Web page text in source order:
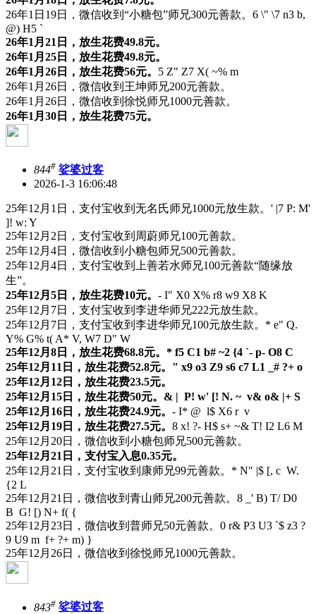
26年1日19日，微信收到“小糖包”师兄300元善款。 6 \" \7 n3 b,
@) H5 `
26年1月21日，放生花费49.8元。
26年1月25日，放生花费49.8元。
26年1月26日，放生花费56元。 5 Z" Z7 X( ~% m
26年1月26日，微信收到王坤师兄200元善款。
26年1月26日，微信收到徐悦师兄1000元善款。
26年1月30日，放生花费75元。
844# 娑婆过客
2026-1-3 16:06:48
25年12月1日，支付宝收到无名氏师兄1000元放生款。 ' |7 P: M'
]! w: Y
25年12月2日，支付宝收到周蔚师兄100元善款。
25年12月4日，微信收到小糖包师兄500元善款。
25年12月4日，支付宝收到上善若水师兄100元善款“随缘放
生”。
25年12月5日，放生花费10元。 - I" X0 X% r8 w9 X8 K
25年12月7日，支付宝收到李进华师兄222元放生款。
25年12月7日，支付宝收到李进华师兄100元放生款。 * e" Q.
Y% G% t( A* V, W7 D" W
25年12月8日，放生花费68.8元。 * f5 C1 b# ~2 {4 `- p- O8 C
25年12月11日，放生花费52.8元。 " x9 o3 Z9 s6 c7 L1 _# ?+ o
25年12月12日，放生花费23.5元。
25年12月15日，放生花费50元。 & | P! w' [! N. ~ v& o& |+ S
25年12月16日，放生花费24.9元。 - I* @ l$ X6 r v
25年12月19日，放生花费27.5元。 8 x! ?- H$ s+ ~& T! I2 L6 M
25年12月20日，微信收到小糖包师兄500元善款。
25年12月21日，支付宝入息0.35元。
25年12月21日，支付宝收到康师兄99元善款。 * N" |$ [, c W.
{2 L
25年12月21日，微信收到青山师兄200元善款。 8 _' B) T/ D0
B G! [) N+ f( {
25年12月23日，微信收到普师兄50元善款。 0 r& P3 U3 `$ z3 ?
9 U9 m f+ ?+ m) }
25年12月26日，微信收到徐悦师兄1000元善款。
843# 娑婆过客